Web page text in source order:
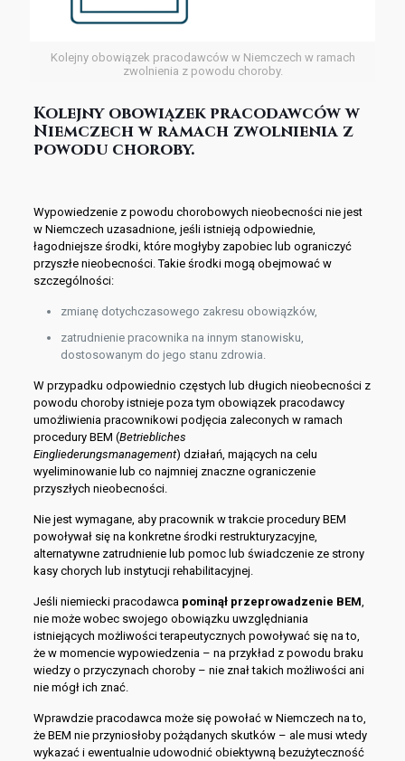
Kolejny obowiązek pracodawców w Niemczech w ramach
zwolnienia z powodu choroby.
Kolejny obowiązek pracodawców w
Niemczech w ramach zwolnienia z
powodu choroby.
Wypowiedzenie z powodu chorobowych nieobecności nie jest
w Niemczech uzasadnione, jeśli istnieją odpowiednie,
łagodniejsze środki, które mogłyby zapobiec lub ograniczyć
przyszłe nieobecności. Takie środki mogą obejmować w
szczególności:
zmianę dotychczasowego zakresu obowiązków,
zatrudnienie pracownika na innym stanowisku,
dostosowanym do jego stanu zdrowia.
W przypadku odpowiednio częstych lub długich nieobecności z
powodu choroby istnieje poza tym obowiązek pracodawcy
umożliwienia pracownikowi podjęcia zaleconych w ramach
procedury BEM (Betriebliches
Eingliederungsmanagement) działań, mających na celu
wyeliminowanie lub co najmniej znaczne ograniczenie
przyszłych nieobecności.
Nie jest wymagane, aby pracownik w trakcie procedury BEM
powoływał się na konkretne środki restrukturyzacyjne,
alternatywne zatrudnienie lub pomoc lub świadczenie ze strony
kasy chorych lub instytucji rehabilitacyjnej.
Jeśli niemiecki pracodawca pominąłprzeprowadzenie BEM
nie może wobec swojego obowiązku uwzględniania
istniejących możliwości terapeutycznych powoływać się na to,
że w momencie wypowiedzenia – na przykład z powodu braku
wiedzy o przyczynach choroby – nie znał takich możliwości ani
nie mógł ich znać.
Wprawdzie pracodawca może się powołać w Niemczech na to,
że BEM nie przyniosłoby pożądanych skutków – ale musi wtedy
wykazać i ewentualnie udowodnić obiektywną bezużyteczność